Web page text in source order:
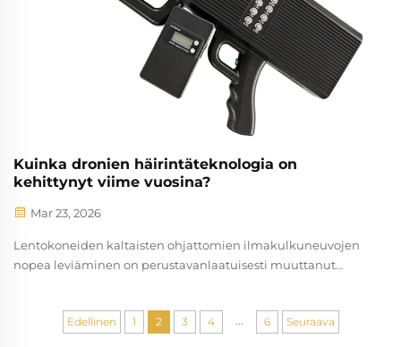
Kuinka dronien häirintäteknologia on
kehittynyt viime vuosina?
Mar 23, 2026
Lentokoneiden kaltaisten ohjattomien ilmakulkuneuvojen
nopea leviäminen on perustavanlaatuisesti muuttanut
eksponentiaalisesti, myös vastatoimien taso on noussut...
Edellinen 1 2 3 4 6 Seuraava